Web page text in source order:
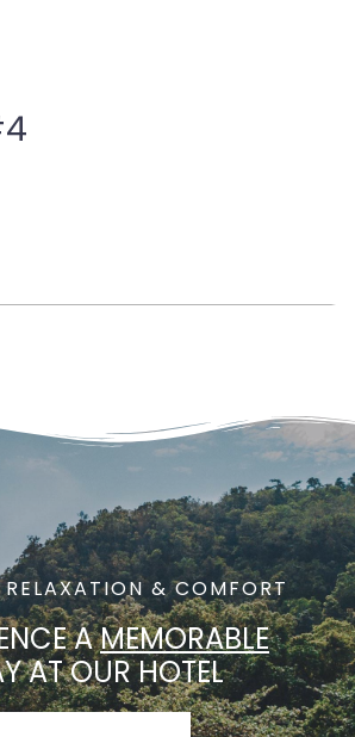
& COMFORT
AMEMORABLE
AT OUR HOTEL